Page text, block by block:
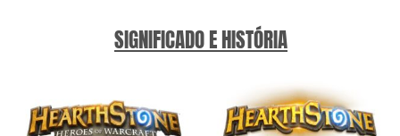
SIGNIFICADO E HISTÓRIA